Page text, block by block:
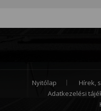
Nyitólap Hírek,
Adatkezelési